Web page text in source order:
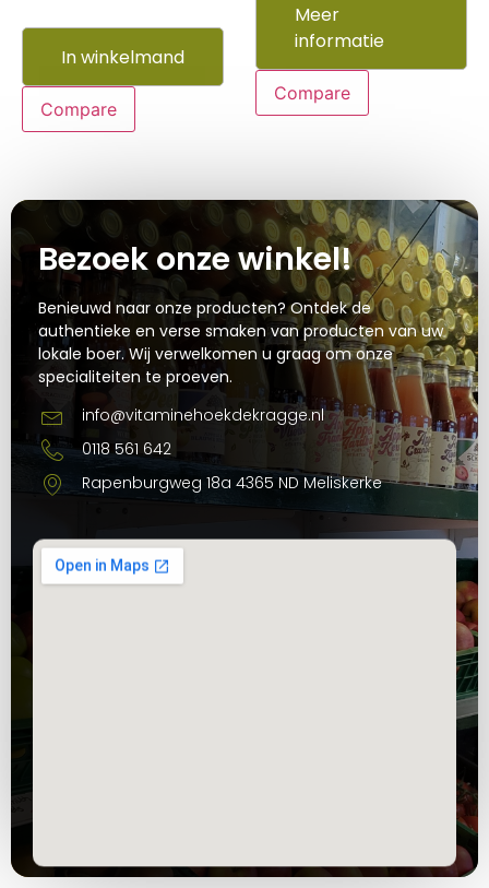
In winkelmand
Compare
Meer
informatie
Compare
Bezoek onze winkel!
Benieuwd naar onze producten? Ontdek de
authentieke en verse smaken van producten van uw
lokale boer. Wij verwelkomen u graag om onze
specialiteiten te proeven.
info@vitaminehoekdekragge.nl
0118 561 642
Rapenburgweg 18a 4365 ND Meliskerke